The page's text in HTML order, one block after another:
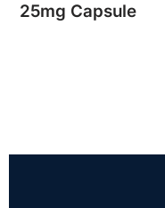
25mg Capsule